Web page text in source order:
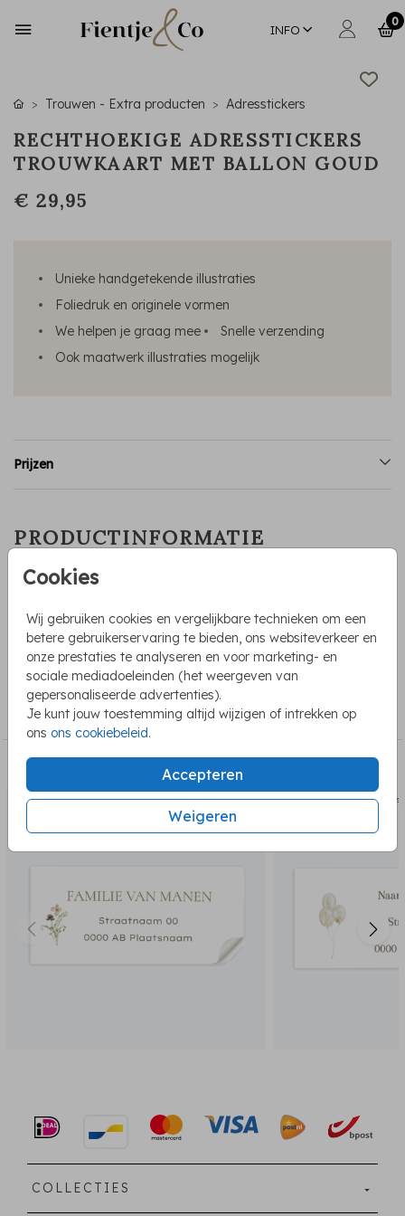
INFO
0
Cookies
Wij gebruiken cookies en vergelijkbare technieken om een
betere gebruikerservaring te bieden, ons websiteverkeer en
onze prestaties te analyseren en voor marketing- en
sociale mediadoeleinden (het weergeven van
gepersonaliseerde advertenties).
Je kunt jouw toestemming altijd wijzigen of intrekken op
ons ons cookiebeleid.
Accepteren
Weigeren
Trouwen - Extra producten Adresstickers
RECHTHOEKIGE ADRESSTICKERS
TROUWKAART MET BALLON GOUD
€ 29,95
Unieke handgetekende illustraties
Foliedruk en originele vormen
We helpen je graag mee
Snelle verzending
Ook maatwerk illustraties mogelijk
Prijzen
PRODUCTINFORMATIE
OMSCHRIJVING
LET OP: Voer voordat je in de editor gaat het aantal in bij
"opties selecteren". Formaat stickers 97x45mm.
COLLECTIE
Adresstickers
adressticker
COLLECTIES